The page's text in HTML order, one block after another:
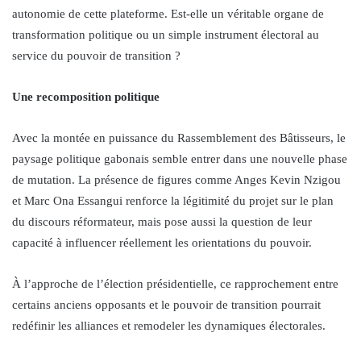
autonomie de cette plateforme. Est-elle un véritable organe de
transformation politique ou un simple instrument électoral au
service du pouvoir de transition ?
Une recomposition politique
Avec la montée en puissance du Rassemblement des Bâtisseurs, le
paysage politique gabonais semble entrer dans une nouvelle phase
de mutation. La présence de figures comme Anges Kevin Nzigou
et Marc Ona Essangui renforce la légitimité du projet sur le plan
du discours réformateur, mais pose aussi la question de leur
capacité à influencer réellement les orientations du pouvoir.
À l’approche de l’élection présidentielle, ce rapprochement entre
certains anciens opposants et le pouvoir de transition pourrait
redéfinir les alliances et remodeler les dynamiques électorales.